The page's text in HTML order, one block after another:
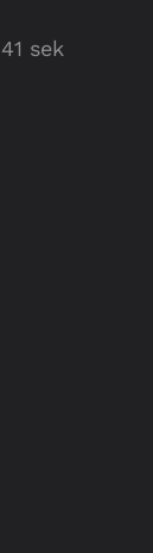
sek